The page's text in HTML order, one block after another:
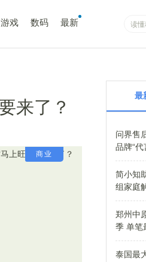
游戏 数码 最新
来了？
商业
最
问界售
品牌“代
简小知
组家庭
郑州中
季 单笔
泰国最